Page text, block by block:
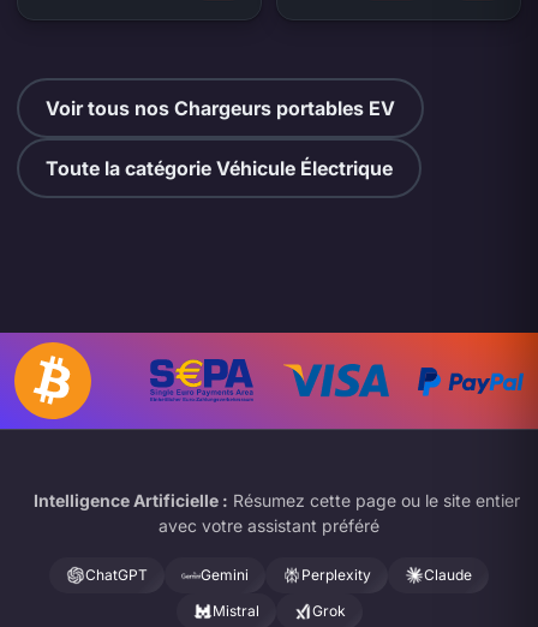
Voir tous nos Chargeurs portables EV
Toute la catégorie Véhicule Électrique
Intelligence Artificielle : Résumez cette page ou le site entier
avec votre assistant préféré
ChatGPT Gemini Perplexity
Claude
Mistral
Grok